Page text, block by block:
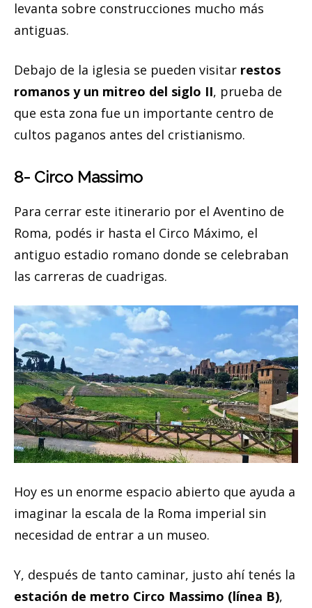
levanta sobre construcciones mucho más
antiguas.
Debajo de la iglesia se pueden visitar restos
romanos y un mitreo del siglo II, prueba de
que esta zona fue un importante centro de
cultos paganos antes del cristianismo.
8- Circo Massimo
Para cerrar este itinerario por el Aventino de
Roma, podés ir hasta el Circo Máximo, el
antiguo estadio romano donde se celebraban
las carreras de cuadrigas.
Hoy es un enorme espacio abierto que ayuda a
imaginar la escala de la Roma imperial sin
necesidad de entrar a un museo.
Y, después de tanto caminar, justo ahí tenés la
estación de metro Circo Massimo (línea B),